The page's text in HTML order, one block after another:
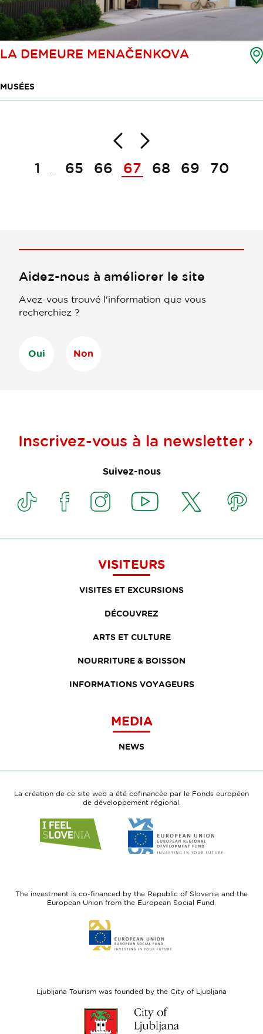
LA DEMEURE MENAČENKOVA
MUSÉES
DosSuivante
1
65 66 67 68 69 70
Aidez-nous à améliorer le site
Avez-vous trouvé l'information que vous
recherchiez ?
Oui Non
Inscrivez-vous à la newsletter
Suivez-nous
VISITEURS
VISITES ET EXCURSIONS
DÉCOUVREZ
ARTS ET CULTURE
NOURRITURE & BOISSON
INFORMATIONS VOYAGEURS
MEDIA
NEWS
La création de ce site web a été cofinancée par le Fonds européen
de développement régional.
to
website
to
website
Fund
The investment is co-financed by the Republic of Slovenia and the
European Union from the European Social Fund.
to
website
Ljubljana Tourism was founded by the City of Ljubljana